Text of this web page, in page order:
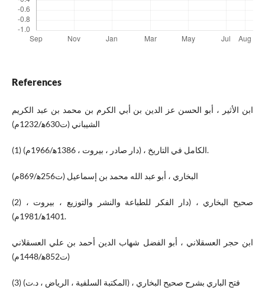
References
ابن الأثير ، أبو الحسن عز الدين بن أبي الكرم بن محمد بن عبد الكريم
الشيباني (ت630ه‍/1232م)
(1) الكامل في التاريخ ، (دار صادر ، بيروت ، 1386ه‍/1966م).
البخاري ، أبو عبد الله محمد بن إسماعيل (ت256ه‍/869م)
(2) صحيح البخاري ، (دار الفكر للطباعة والنشر والتوزيع ، بيروت ،
1401ه‍/1981م).
ابن حجر العسقلاني ، أبو الفضل شهاب الدين أحمد بن علي العسقلاني
(ت852ه‍/1448م)
(3) فتح الباري بشرح صحيح البخاري ، (المكتبة السلفية ، الرياض ، د.ت)